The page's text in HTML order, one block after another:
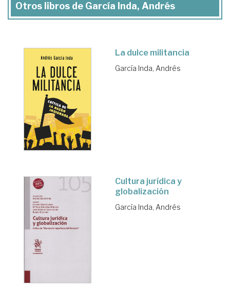
Otros libros de García Inda, Andrés
La dulce militancia
García Inda, Andrés
Cultura jurídica y
globalización
García Inda, Andrés